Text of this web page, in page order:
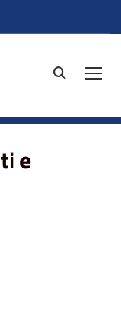
site.searc
e